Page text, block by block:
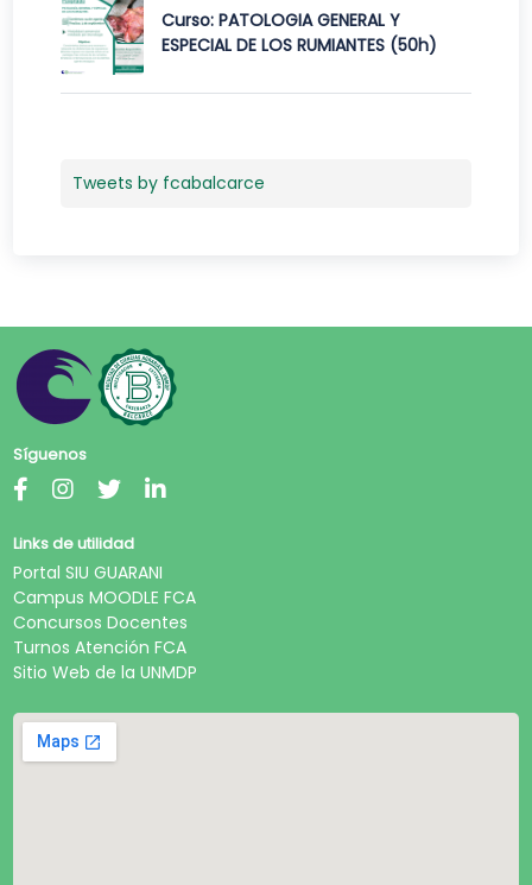
Curso: PATOLOGIA GENERAL Y
ESPECIAL DE LOS RUMIANTES (50h)
Tweets by fcabalcarce
Síguenos
Links de utilidad
Portal SIU GUARANI
Campus MOODLE FCA
Concursos Docentes
Turnos Atención FCA
Sitio Web de la UNMDP